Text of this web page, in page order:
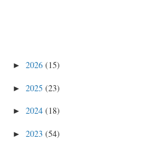
► 2026 (15)
► 2025 (23)
► 2024 (18)
► 2023 (54)